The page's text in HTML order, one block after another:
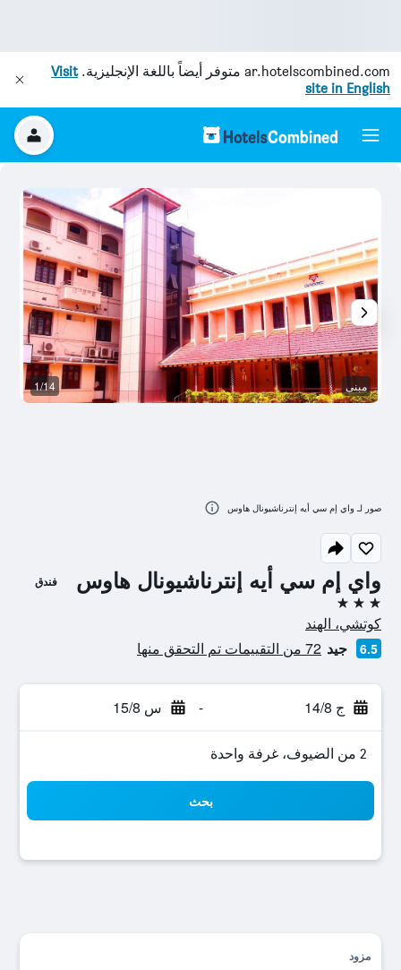
ar.hotelscombined.com متوفر أيضاً باللغة الإنجليزية.Visit
site in English
واي إم سي أيه إنترناشيونال هاوس فندق
3 نجوم
كوتشي، الهند
6.5 جيد 72 من التقييمات تم التحقق منها
ج 14/8 - س 15/8
2 من الضيوف، غرفة واحدة
بحث
مزود
مبنى 1/14
صور لـ واي إم سي أيه إنترناشيونال هاوس